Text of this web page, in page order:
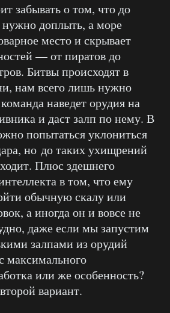
забывать о том, что до
нужно доплыть, а море
место и скрывает
— от пиратов до
Битвы происходят в
нам всего лишь нужно
наведет орудия на
и даст залп по нему. В
попытаться уклониться
но до таких ухищрений
Плюс здешнего
в том, что ему
обычную скалу или
а иногда он и вовсе не
даже если мы запустим
залпами из орудий
максимального
или же особенность?
вариант.